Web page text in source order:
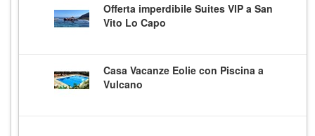
Offerta imperdibile Suites VIP a San
Vito Lo Capo
Casa Vacanze Eolie con Piscina a
Vulcano